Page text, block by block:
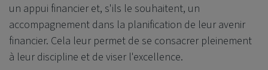
un appui financier et, s'ils le souhaitent, un
accompagnement dans la planification de leur avenir
financier. Cela leur permet de se consacrer pleinement
à leur discipline et de viser l'excellence.